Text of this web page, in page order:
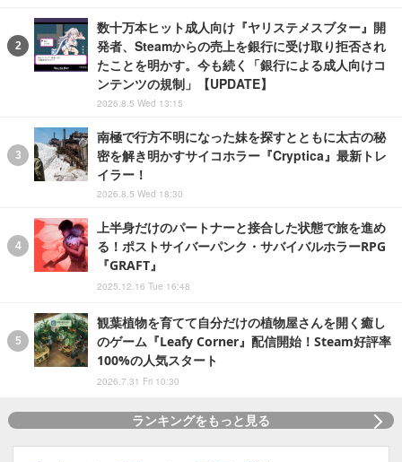
数十万本ヒット成人向け『ヤリステメスブター』開
発者、Steamからの売上を銀行に受け取り拒否され
たことを明かす。今も続く「銀行による成人向けコ
ンテンツの規制」【UPDATE】
2026.8.5 Wed 13:15
南極で行方不明になった妹を探すとともに太古の秘
密を解き明かすサイコホラー『Cryptica』最新トレ
イラー！
2026.8.5 Wed 18:30
上半身だけのパートナーと接合した状態で旅を進め
る！ポストサイバーパンク・サバイバルホラーRPG
『GRAFT』
2025.12.16 Tue 16:48
観葉植物を育てて自分だけの植物屋さんを開く癒し
のゲーム『Leafy Corner』配信開始！Steam好評率
100%の人気スタート
2026.7.31 Fri 10:30
ランキングをもっと見る